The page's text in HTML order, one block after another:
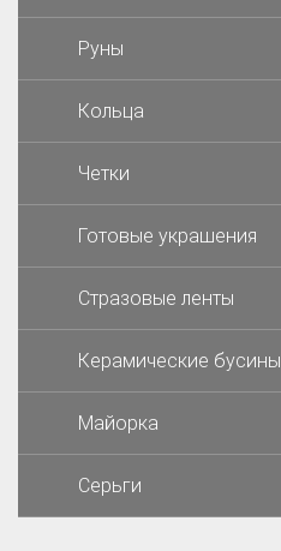
Руны
Кольца
Четки
Готовые украшения
Стразовые ленты
Керамические бусины
Майорка
Серьги